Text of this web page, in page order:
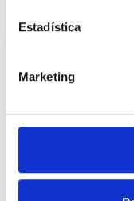
Estadística
Marketing
ingrediente
Adecuado para
Biollagen
más efectivo
ZINC OXIDO LIGERO